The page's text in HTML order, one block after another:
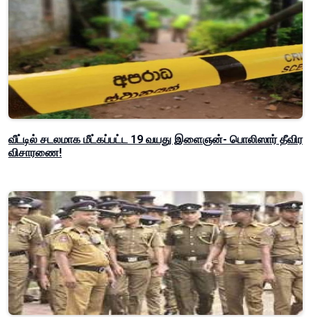
வீட்டில் சடலமாக மீட்கப்பட்ட 19 வயது இளைஞன்- பொலிஸார் தீவிர
விசாரணை!